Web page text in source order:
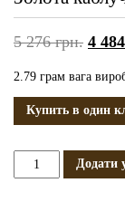
5 276грн. 4 484
2.79 грам вага
Купить в один
Золота
Додати